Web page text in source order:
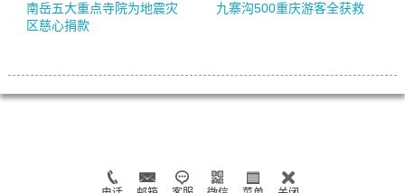
南岳五大重点寺院为地震灾
区慈心捐款
九寨沟500重庆游客全获救